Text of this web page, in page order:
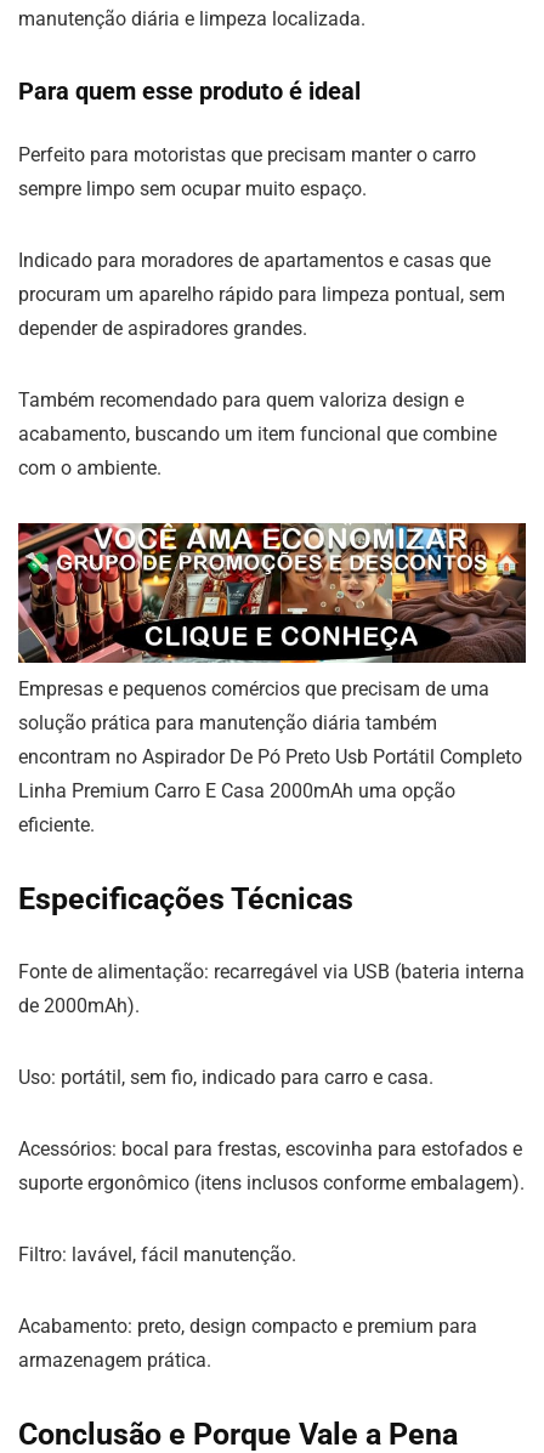
manutenção diária e limpeza localizada.
Para quem esse produto é ideal
Perfeito para motoristas que precisam manter o carro
sempre limpo sem ocupar muito espaço.
Indicado para moradores de apartamentos e casas que
procuram um aparelho rápido para limpeza pontual, sem
depender de aspiradores grandes.
Também recomendado para quem valoriza design e
acabamento, buscando um item funcional que combine
com o ambiente.
Empresas e pequenos comércios que precisam de uma
solução prática para manutenção diária também
encontram no Aspirador De Pó Preto Usb Portátil Completo
Linha Premium Carro E Casa 2000mAh uma opção
eficiente.
Especificações Técnicas
Fonte de alimentação: recarregável via USB (bateria interna
de 2000mAh).
Uso: portátil, sem fio, indicado para carro e casa.
Acessórios: bocal para frestas, escovinha para estofados e
suporte ergonômico (itens inclusos conforme embalagem).
Filtro: lavável, fácil manutenção.
Acabamento: preto, design compacto e premium para
armazenagem prática.
Conclusão e Porque Vale a Pena